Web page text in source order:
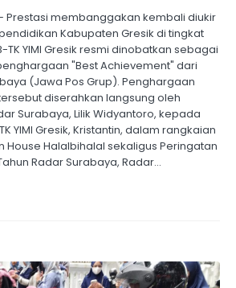
– Prestasi membanggakan kembali diukir
Kabupaten Gresik di tingkat
TK YIMI Gresik resmi dinobatkan sebagai
"Best Achievement" dari
(Jawa Pos Grup). Penghargaan
diserahkan langsung oleh
Surabaya, Lilik Widyantoro, kepada
YIMI Gresik, Kristantin, dalam rangkaian
House Halalbihalal sekaligus Peringatan
Radar Surabaya, Radar...